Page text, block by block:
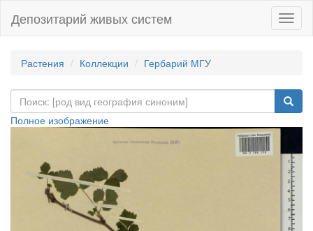
Депозитарий живых систем
Растения Коллекции Гербарий МГУ
Полное изображение